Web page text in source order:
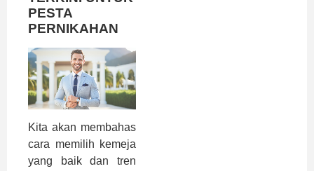
PESTA
PERNIKAHAN
Kita akan membahas
cara memilih kemeja
yang baik dan tren